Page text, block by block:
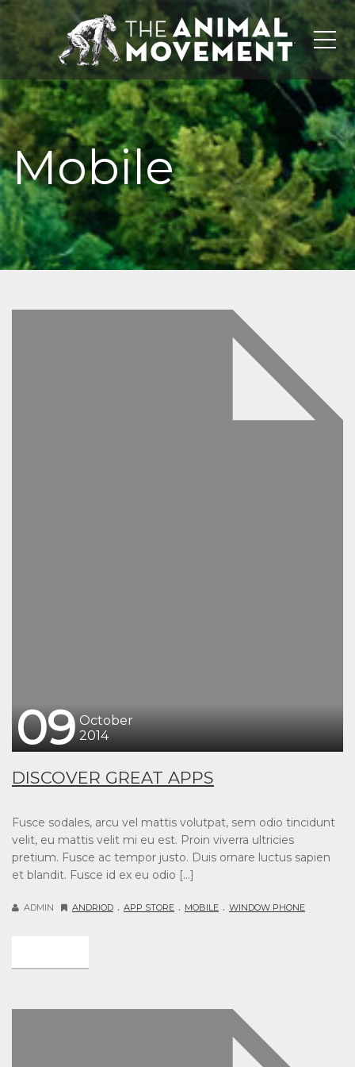
Mobile
09 October
2014
DISCOVER GREAT APPS
Fusce sodales, arcu vel mattis volutpat, sem odio tincidunt
velit, eu mattis velit mi eu est. Proin viverra ultricies
pretium. Fusce ac tempor justo. Duis ornare luctus sapien
et blandit. Fusce id ex eu odio […]
ADMIN ANDRIOD . APP STORE . MOBILE . WINDOW PHONE